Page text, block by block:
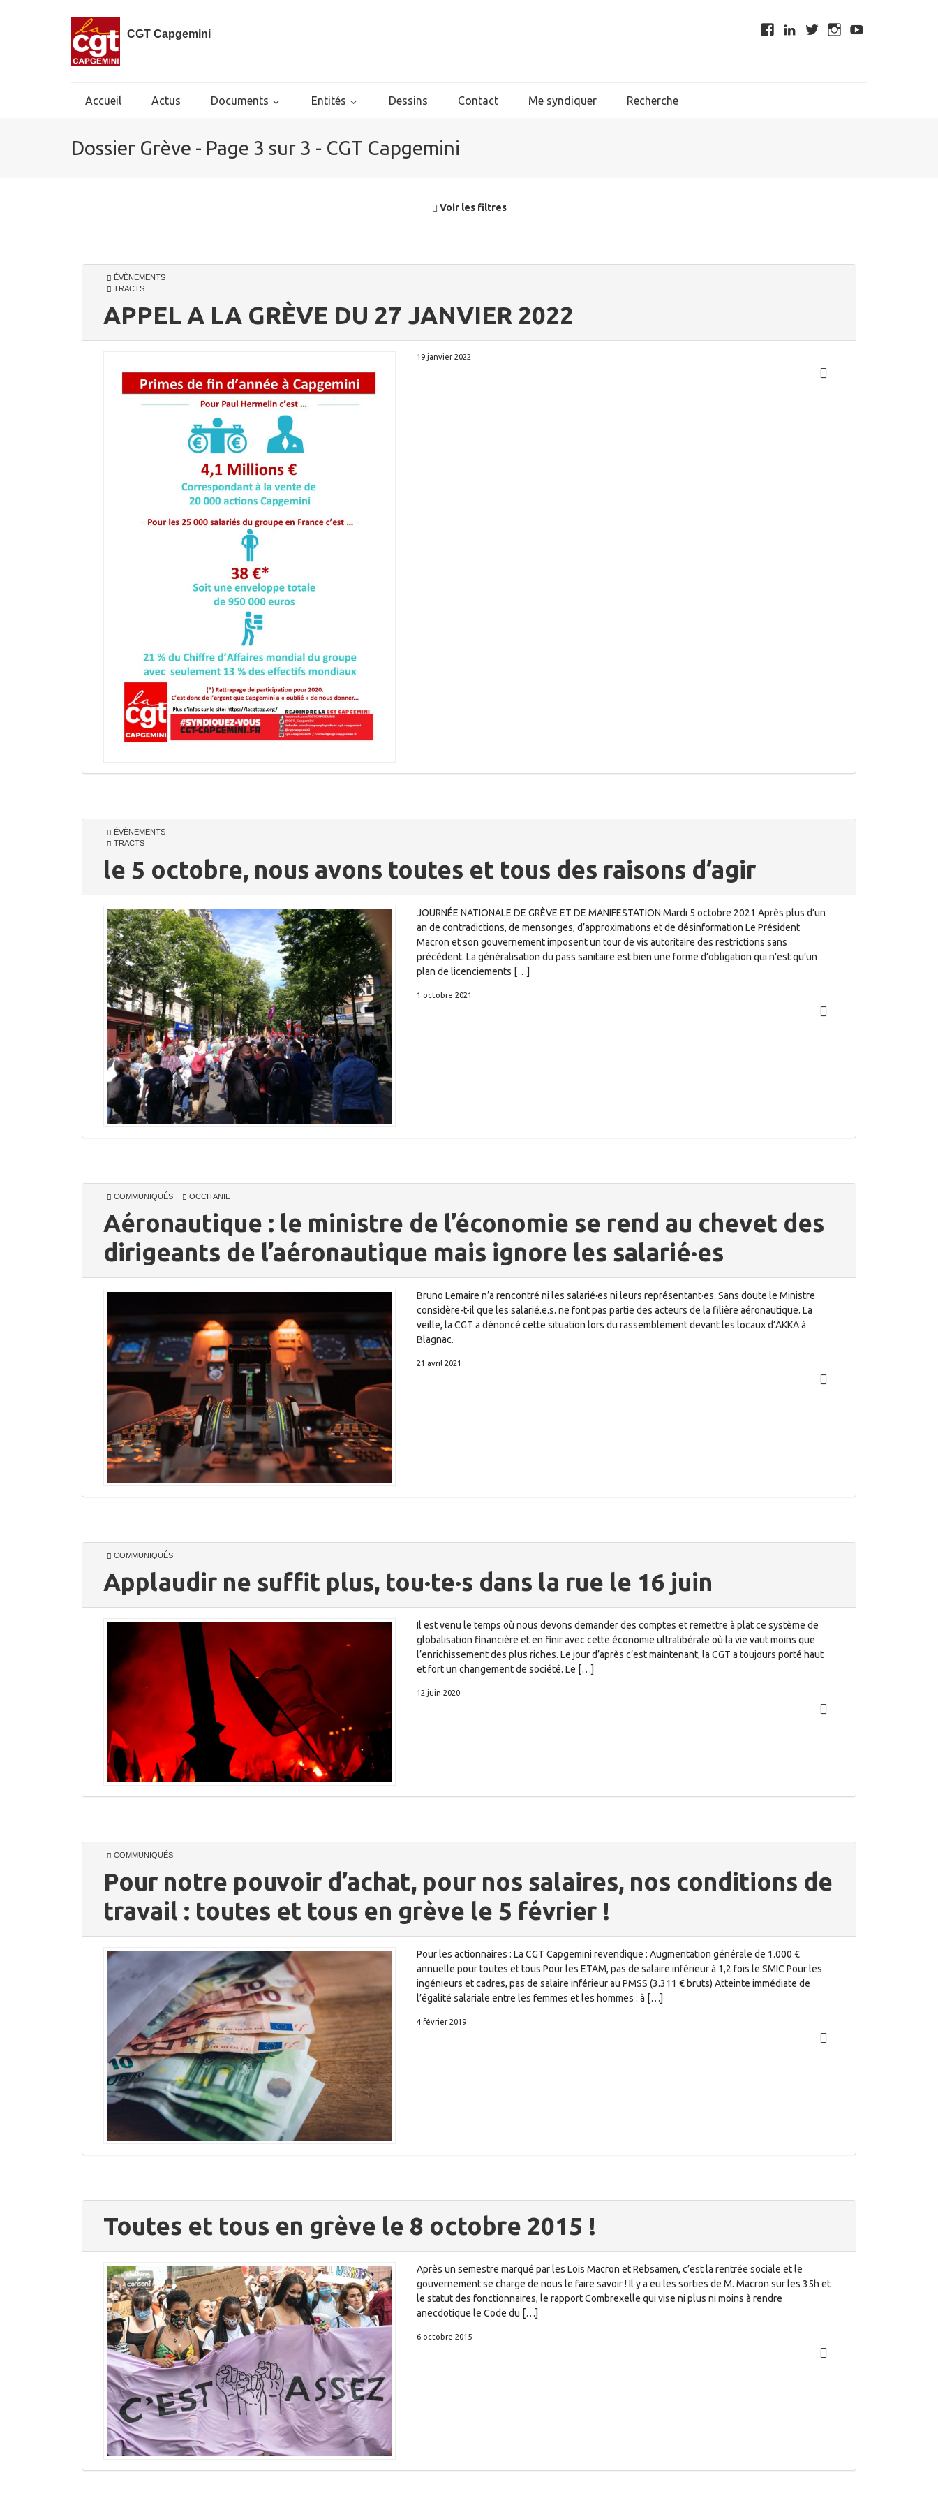
CGT Capgemini
Accueil Actus Documents Entités Dessins Contact Me syndiquer Recherche
Dossier Grève - Page 3 sur 3 - CGT Capgemini
Voir les filtres
ÉVÈNEMENTS
TRACTS
APPEL A LA GRÈVE DU 27 JANVIER 2022
19 janvier 2022
ÉVÈNEMENTS
TRACTS
le 5 octobre, nous avons toutes et tous des raisons d’agir
JOURNÉE NATIONALE DE GRÈVE ET DE MANIFESTATION Mardi 5 octobre 2021 Après plus d’un
an de contradictions, de mensonges, d’approximations et de désinformation Le Président
Macron et son gouvernement imposent un tour de vis autoritaire des restrictions sans
précédent. La généralisation du pass sanitaire est bien une forme d’obligation qui n’est qu’un
plan de licenciements […]
1 octobre 2021
COMMUNIQUÉS OCCITANIE
Aéronautique : le ministre de l’économie se rend au chevet des
dirigeants de l’aéronautique mais ignore les salarié·es
Bruno Lemaire n’a rencontré ni les salarié·es ni leurs représentant·es. Sans doute le Ministre
considère-t-il que les salarié.e.s. ne font pas partie des acteurs de la filière aéronautique. La
veille, la CGT a dénoncé cette situation lors du rassemblement devant les locaux d’AKKA à
Blagnac.
21 avril 2021
COMMUNIQUÉS
Applaudir ne suffit plus, tou·te·s dans la rue le 16 juin
Il est venu le temps où nous devons demander des comptes et remettre à plat ce système de
globalisation financière et en finir avec cette économie ultralibérale où la vie vaut moins que
l’enrichissement des plus riches. Le jour d’après c’est maintenant, la CGT a toujours porté haut
et fort un changement de société. Le […]
12 juin 2020
COMMUNIQUÉS
Pour notre pouvoir d’achat, pour nos salaires, nos conditions de
travail : toutes et tous en grève le 5 février !
Pour les actionnaires : La CGT Capgemini revendique : Augmentation générale de 1.000 €
annuelle pour toutes et tous Pour les ETAM, pas de salaire inférieur à 1,2 fois le SMIC Pour les
ingénieurs et cadres, pas de salaire inférieur au PMSS (3.311 € bruts) Atteinte immédiate de
l’égalité salariale entre les femmes et les hommes : à […]
4 février 2019
Toutes et tous en grève le 8 octobre 2015 !
Après un semestre marqué par les Lois Macron et Rebsamen, c’est la rentrée sociale et le
gouvernement se charge de nous le faire savoir ! Il y a eu les sorties de M. Macron sur les 35h et
le statut des fonctionnaires, le rapport Combrexelle qui vise ni plus ni moins à rendre
anecdotique le Code du […]
6 octobre 2015